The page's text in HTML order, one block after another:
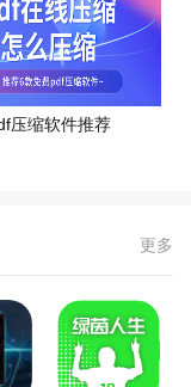
压缩软件推荐
更多